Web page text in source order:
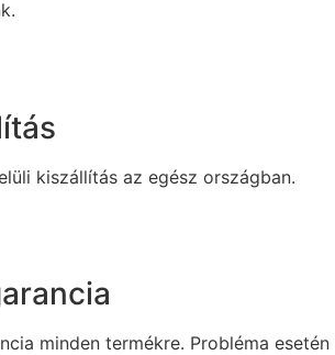
kiszállítás az egész országban.
minden termékre. Probléma esetén